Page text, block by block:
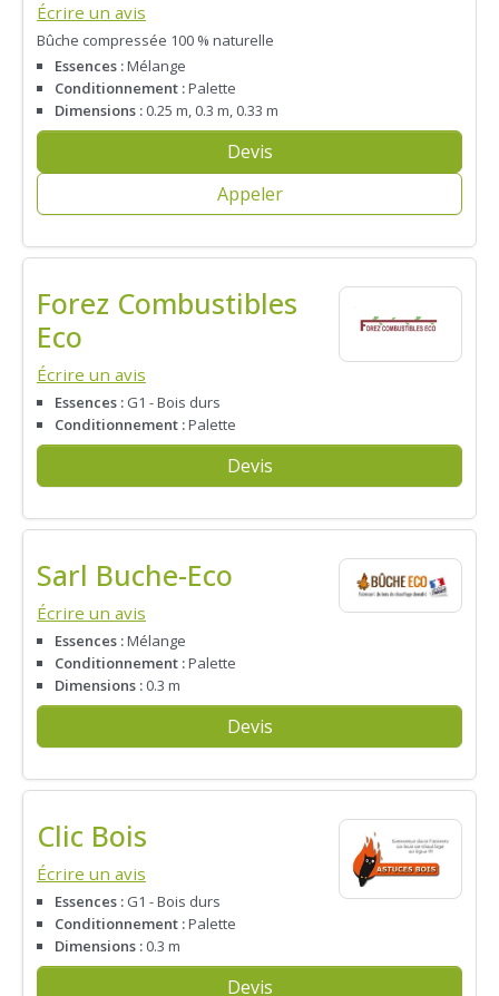
Écrire un avis
Bûche compressée 100 % naturelle
Essences :Mélange
Conditionnement :Palette
Dimensions : 0.25 m, 0.3 m, 0.33 m
Devis
Appeler
Forez Combustibles
Eco
Écrire un avis
Essences : G1 - Bois durs
Conditionnement :Palette
Devis
Sarl Buche-Eco
Écrire un avis
Essences :Mélange
Conditionnement :Palette
Dimensions : 0.3 m
Devis
Clic Bois
Écrire un avis
Essences : G1 - Bois durs
Conditionnement :Palette
Dimensions : 0.3 m
Devis